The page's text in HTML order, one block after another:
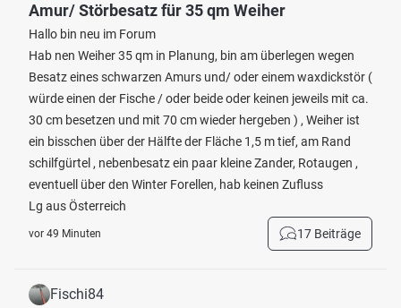
Amur/ Störbesatz für 35 qm Weiher
Hallo bin neu im Forum
Hab nen Weiher 35 qm in Planung, bin am überlegen wegen
Besatz eines schwarzen Amurs und/ oder einem waxdickstör (
würde einen der Fische / oder beide oder keinen jeweils mit ca.
30 cm besetzen und mit 70 cm wieder hergeben ) , Weiher ist
ein bisschen über der Hälfte der Fläche 1,5 m tief, am Rand
schilfgürtel , nebenbesatz ein paar kleine Zander, Rotaugen ,
eventuell über den Winter Forellen, hab keinen Zufluss
Lg aus Österreich
vor 49 Minuten 17 Beiträge
Fischi84